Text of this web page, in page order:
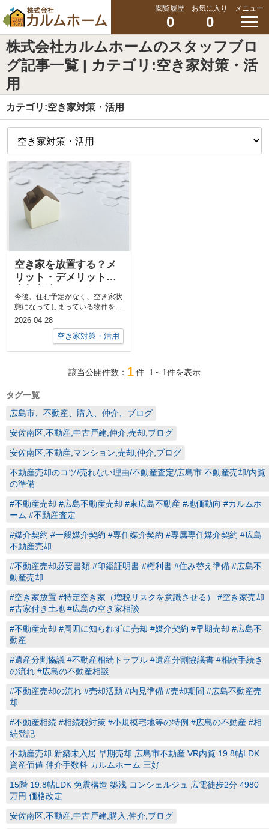
閲覧履歴
0
お気に入り
0
メニュー
株式会社カルムホームのスタッフブロ
グ記事一覧 | カテゴリ:空き家対策・活
用
カテゴリ:空き家対策・活用
空き家を放置する？メ
リット・デメリットと
今後、住む予定がなく、空き家状
態になってしまっている物件を所
有している方はいませんか？ 遠
2026-04-28
空き家対策・活用
該当公開件数： 1件 1～1件を表示
タグ一覧
広島市、不動産、購入、仲介、ブログ
安佐南区,不動産,中古戸建,仲介,売却,ブログ
安佐南区,不動産,マンション,売却,仲介,ブログ
不動産売却のコツ/売れない理由/不動産査定/広島市 不動産売却/内覧
の準備
#不動産売却 #広島不動産売却 #東広島不動産 #地価動向 #カルムホ
ーム #不動産査定
#媒介契約 #一般媒介契約 #専任媒介契約 #専属専任媒介契約 #広島
不動産売却
#不動産売却必要書類 #印鑑証明書 #権利書 #住み替え準備 #広島不
動産売却
#空き家放置 #特定空き家（増税リスクを意識させる） #空き家売却
#古家付き土地 #広島の空き家相談
#不動産売却 #周囲に知られずに売却 #媒介契約 #早期売却 #広島不
動産
#遺産分割協議 #不動産相続トラブル #遺産分割協議書 #相続手続き
の流れ #広島の不動産相談
#不動産売却の流れ #売却活動 #内見準備 #売却期間 #広島不動産売
却
#不動産相続 #相続税対策 #小規模宅地等の特例 #広島の不動産 #相
続登記
不動産売却 新築未入居 早期売却 広島市不動産 VR内覧 19.8帖LDK
資産価値 仲介手数料 カルムホーム 三好
15階 19.8帖LDK 免震構造 築浅 コンシェルジュ 広電徒歩2分 4980
万円 価格改定
安佐南区,不動産,中古戸建,購入,仲介,ブログ